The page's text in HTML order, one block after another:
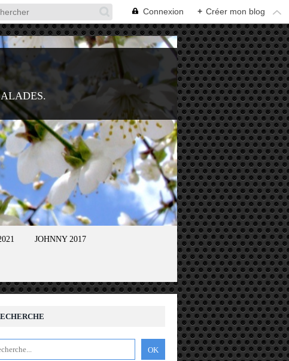
Connexion + Créer mon blog
JOHNNY 2017